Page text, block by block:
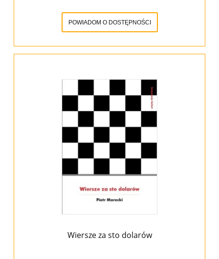
POWIADOM O DOSTĘPNOŚCI
Wiersze za sto dolarów